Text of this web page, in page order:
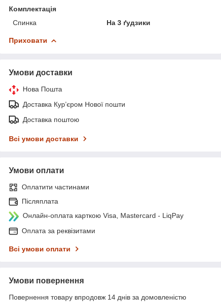
Комплектація
Спинка
На 3 ґудзики
Приховати
Умови доставки
Нова Пошта
Доставка Курʼєром Нової пошти
Доставка поштою
Всі умови доставки
Умови оплати
Оплатити частинами
Післяплата
Онлайн-оплата карткою Visa, Mastercard - LiqPay
Оплата за реквізитами
Всі умови оплати
Умови повернення
Повернення товару впродовж 14 днів за домовленістю